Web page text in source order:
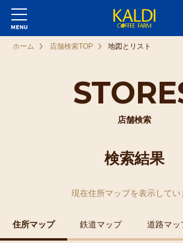
店舗検索
ホーム 店舗検索TOP 地図とリスト
検索結果
現在住所マップを表示してい
住所マップ 鉄道マップ 道路マッ